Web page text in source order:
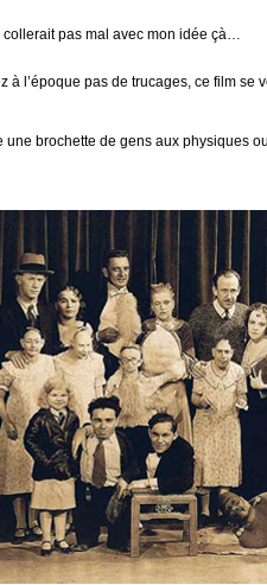
pas mal avec mon idée çà…
à l’époque pas de trucages, ce film se
une brochette de gens aux physiques